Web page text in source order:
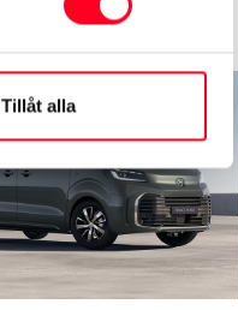
Tillåt alla